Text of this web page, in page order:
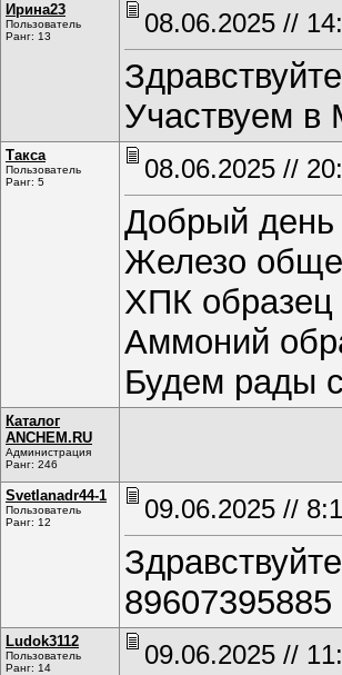
Ирина23
Пользователь
Ранг: 13
08.06.2025 //
Участвуем в
Такса
Пользователь
Ранг: 5
08.06.2025 //
Добрый день
Железо
ХПК
Аммоний
Будем рады
Каталог
ANCHEM.RU
Администрация
Ранг: 246
Svetlanadr44-1
Пользователь
Ранг: 12
09.06.2025 //
89607395885
Ludok3112
Пользователь
Ранг: 14
09.06.2025 //